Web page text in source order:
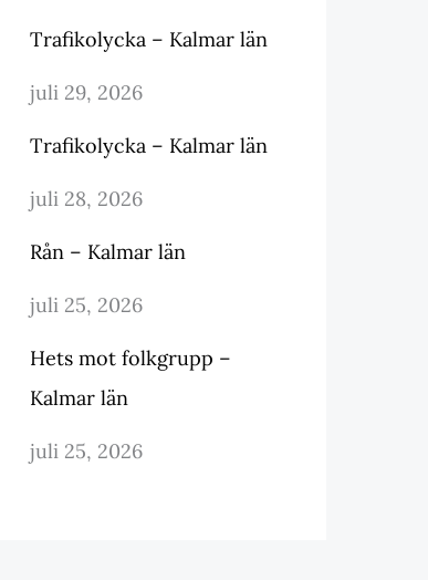
Trafikolycka – Kalmar län
juli 29, 2026
Trafikolycka – Kalmar län
juli 28, 2026
Rån – Kalmar län
juli 25, 2026
Hets mot folkgrupp –
Kalmar län
juli 25, 2026